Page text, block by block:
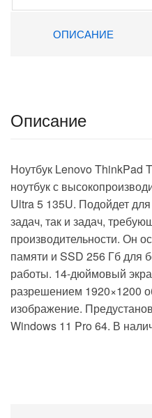
Graphics 15.6″ IPS FHD
WiFi BT Cam 5000mAh
ОПИСАНИЕ
Описание
Ноутбук Lenovo ThinkPad
ноутбук с
Ultra 5 135U. Подойдет
задач, так и задач,
производительности. Он
памяти и SSD 256 Гб для
работы. 14-дюймовый
разрешением 1920×1200
изображение.
Windows 11 Pro 64. В